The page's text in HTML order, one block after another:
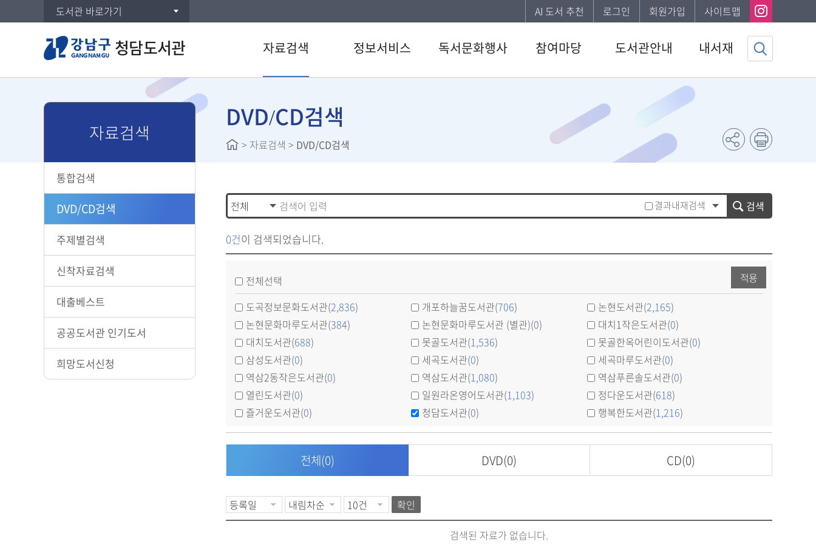
도서관 바로가기 AI 도서 추천 로그인 회원가입 사이트맵
청담도서관 자료검색
DVD/CD검색
주제별검색
신착자료검색
희망도서신청
정보서비스
추천도서
사서에게물어보세요
U도서관
스마트에이징
원문정보서비스
독서문화행사 참여마당
이용자게시판
신청서비스
도서관안내
이용안내
내서재
기본정보
관심자료목록
나의신청정보
자료검색
통합검색
DVD/CD검색
주제별검색
신착자료검색
대출베스트
공공도서관 인기도서
희망도서신청
DVD/CD검색
> 자료검색 > DVD/CD검색
검색
결과내재검색
0건이 검색되었습니다.
전체선택
도곡정보문화도서관(2,836) 개포하늘꿈도서관(706) 논현도서관(2,165)
논현문화마루도서관(384) 논현문화마루도서관 (별관)(0) 대치1작은도서관(0)
대치도서관(688) 못골도서관(1,536) 못골한옥어린이도서관(0)
삼성도서관(0) 세곡도서관(0) 세곡마루도서관(0)
역삼2동작은도서관(0) 역삼도서관(1,080) 역삼푸른솔도서관(0)
열린도서관(0) 일원라온영어도서관(1,103) 정다운도서관(618)
즐거운도서관(0) 청담도서관(0) 행복한도서관(1,216)
적용
전체(0) DVD(0) CD(0)
확인
검색된 자료가 없습니다.